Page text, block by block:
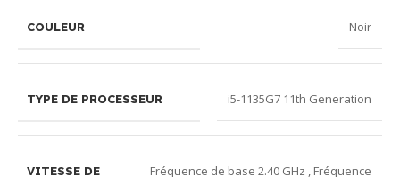
COULEUR Noir
TYPE DE PROCESSEUR i5-1135G7 11th Generation
VITESSE DE
Fréquence de base 2.40 GHz , Fréquence